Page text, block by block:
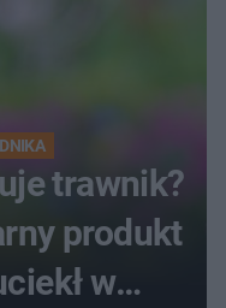
trawnik?
produkt
w